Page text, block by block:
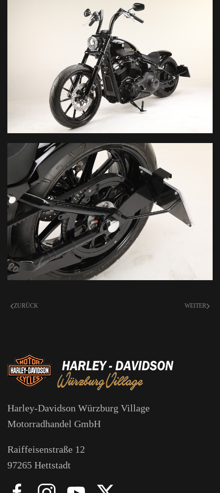
ZURÜCK WEITER
Harley-Davidson Würzburg Village
Motorradhandel GmbH
Raiffeisenstraße 12
97265 Hettstadt